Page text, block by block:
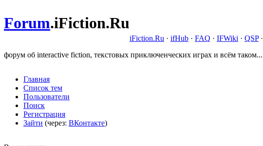
Forum.iFiction.Ru
iFiction.Ru · ifHub · FAQ · IFWiki · QSP·
форум об interactive fiction, текстовых приключенческих играх и всём таком...
Главная
Список тем
Пользователи
Поиск
Регистрация
Зайти (через: ВКонтакте)